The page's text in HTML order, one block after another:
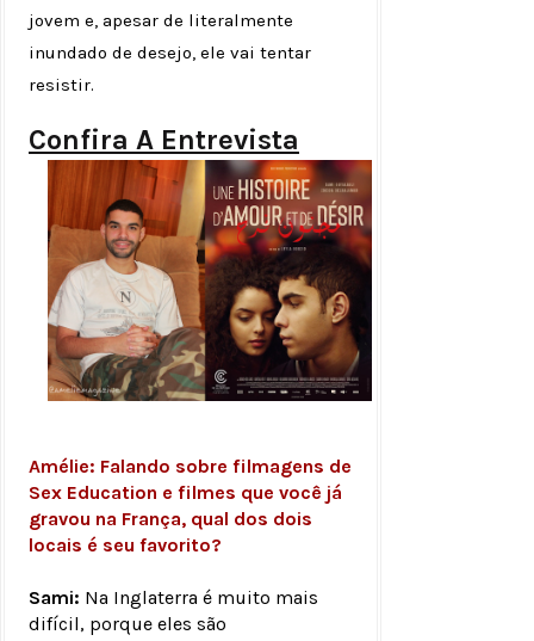
jovem e, apesar de literalmente
inundado de desejo, ele vai tentar
resistir.
Confira A Entrevista
Amélie: Falando sobre filmagens de
Sex Education e filmes que você já
gravou na França, qual dos dois
locais é seu favorito?
Sami: Na Inglaterra é muito mais
difícil, porque eles são